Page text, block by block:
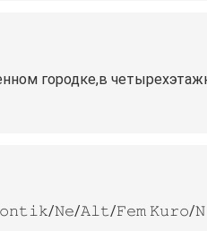
городке,в
𝙽𝚎/𝙰𝚕𝚝/𝙵𝚎𝚖 𝙺𝚞𝚛𝚘/𝙽